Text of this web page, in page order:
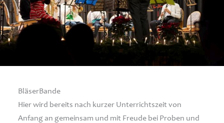
BläserBande
Hier wird bereits nach kurzer Unterrichtszeit von
Anfang an gemeinsam und mit Freude bei Proben und